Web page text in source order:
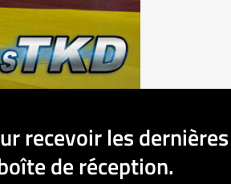
recevoir les
de réception.